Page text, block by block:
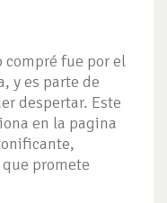
compré fue por el
y es parte de
despertar. Este
en la pagina
promete